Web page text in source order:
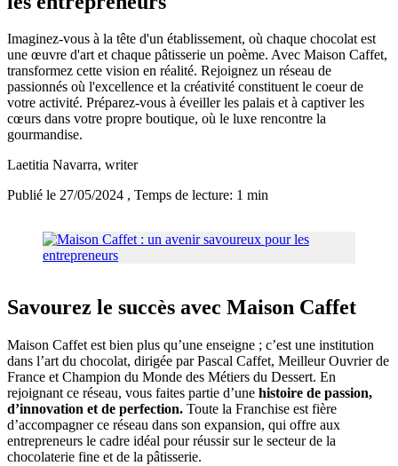
Imaginez-vous à la tête d'un établissement, où chaque chocolat est
une œuvre d'art et chaque pâtisserie un poème. Avec Maison Caffet,
transformez cette vision en réalité. Rejoignez un réseau de
passionnés où l'excellence et la créativité constituent le coeur de
votre activité. Préparez-vous à éveiller les palais et à captiver les
cœurs dans votre propre boutique, où le luxe rencontre la
gourmandise.
Laetitia Navarra, writer
Publié le 27/05/2024 , Temps de lecture: 1 min
Savourez le succès avec Maison Caffet
Maison Caffet est bien plus qu’une enseigne ; c’est une institution
dans l’art du chocolat, dirigée par Pascal Caffet, Meilleur Ouvrier de
France et Champion du Monde des Métiers du Dessert. En
rejoignant ce réseau, vous faites partie d’une histoire de passion,
d’innovation et de perfection. Toute la Franchise est fière
d’accompagner ce réseau dans son expansion, qui offre aux
entrepreneurs le cadre idéal pour réussir sur le secteur de la
chocolaterie fine et de la pâtisserie.